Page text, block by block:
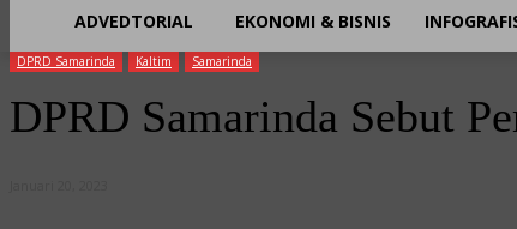
ADVEDTORIAL EKONOMI & BISNIS
DPRD Samarinda Kaltim Samarinda
DPRD Samarinda Sebut